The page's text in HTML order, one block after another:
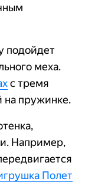
подойдет
меха.
с тремя
на пружинке.
Например,
Полет